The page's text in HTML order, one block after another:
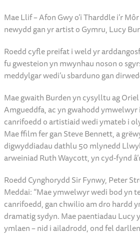
Mae arddangosfa newydd sy’n olrhain
mae’n cwrdd â’r Hafren yng Nghas-
Amgueddfa Cas-gwent.
newydd gan yr artist o Gymru, Lucy
Roedd cyfle preifat i weld yr
fu gwesteion yn mwynhau noson o
meddylgar wedi’u sbarduno gan
Mae gwaith Burden yn cysylltu ag Oriel
Amgueddfa, ac yn gwahodd ymwelwyr
canrifoedd o artistiaid wedi ymateb i
Mae ffilm fer gan Steve Bennett, a
digwyddiadau dathlu 50 mlynedd
arweiniad Ruth Waycott, yn cyd-fynd